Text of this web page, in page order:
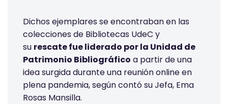
Dichos ejemplares se encontraban en las
colecciones de Bibliotecas UdeC y
su rescate fue liderado por la Unidad de
Patrimonio Bibliográfico a partir de una
idea surgida durante una reunión online en
plena pandemia, según contó su Jefa, Ema
Rosas Mansilla.